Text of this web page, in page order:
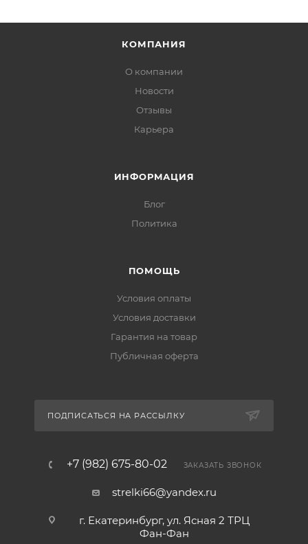
КОМПАНИЯ
О компании
Новости
Отзывы
Карьера
ИНФОРМАЦИЯ
Блог
Политика
ПОМОЩЬ
Условия оплаты
Условия доставки
Гарантия на товар
Публичная оферта
ПОДПИСАТЬСЯ НА РАССЫЛКУ
+7 (982) 675-80-02 ЗАКАЗАТЬ ЗВОНОК
strelki66@yandex.ru
г. Екатеринбург, ул. Ясная 2 ТРЦ
Фан-Фан